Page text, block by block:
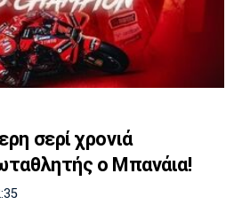
σερί χρονιά
ο Μπανάια!